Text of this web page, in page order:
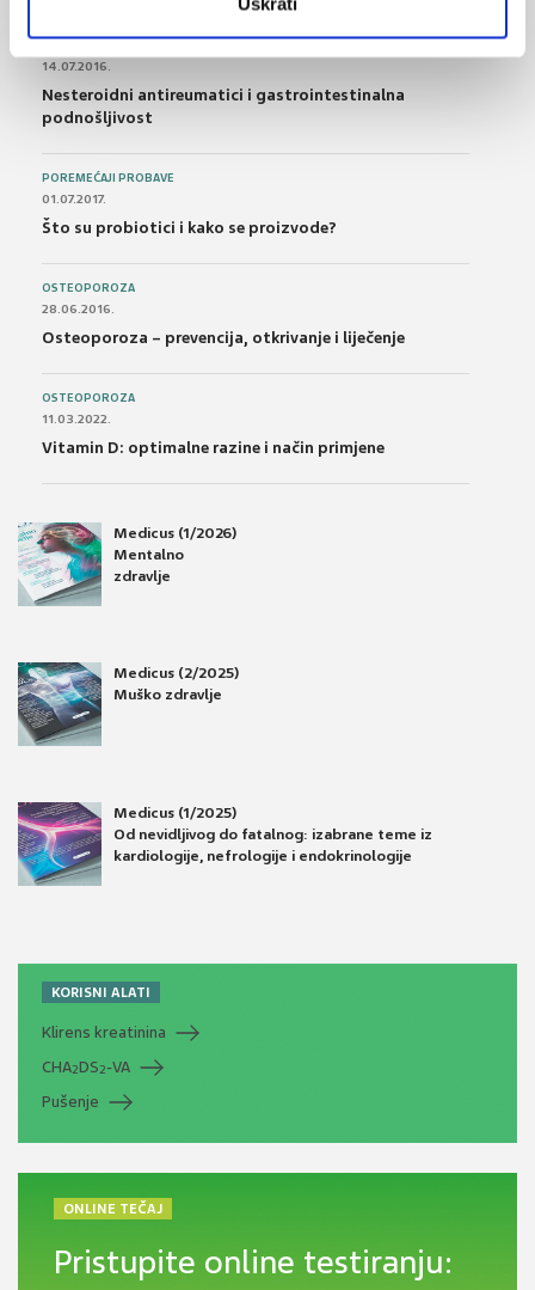
14.07.2016.
Nesteroidni antireumatici i gastrointestinalna
podnošljivost
POREMEĆAJI PROBAVE
01.07.2017.
Što su probiotici i kako se proizvode?
OSTEOPOROZA
28.06.2016.
Osteoporoza – prevencija, otkrivanje i liječenje
OSTEOPOROZA
11.03.2022.
Vitamin D: optimalne razine i način primjene
Medicus (1/2026)
Mentalno
zdravlje
Medicus (2/2025)
Muško zdravlje
Medicus (1/2025)
Od nevidljivog do fatalnog: izabrane teme iz
kardiologije, nefrologije i endokrinologije
KORISNI ALATI
Klirens kreatinina
CHA2DS2-VA
Pušenje
ONLINE TEČAJ
Pristupite online testiranju: